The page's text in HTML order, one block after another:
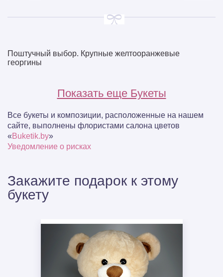
Поштучный выбор. Крупные желтооранжевые
георгины
Показать еще Букеты
Все букеты и композиции, расположенные на нашем
сайте, выполнены флористами салона цветов
«Buketik.by»
Уведомление о рисках
Закажите подарок к этому
букету